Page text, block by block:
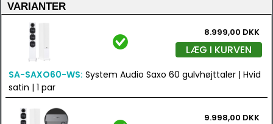
VARIANTER
8.999,00 DKK
LÆG I KURVEN
SA-SAXO60-WS: System Audio Saxo 60 gulvhøjttaler | Hvid
satin | 1 par
9.998,00 DKK